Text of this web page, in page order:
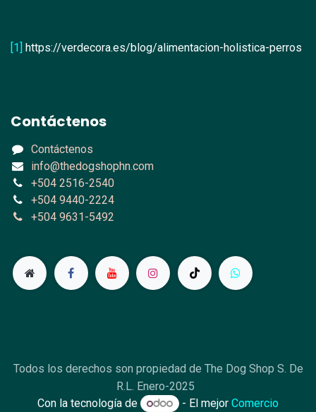
[1] https://verdecora.es/blog/alimentacion-holistica-perros
Contáctenos
Contáctenos
info@thedogshophn.com
+504 2516-2540
+504 9440-2224
+504 9631-5492
Todos los derechos son propiedad de The Dog Shop S. De
R.L. Enero-2025
Con la tecnología de
- El mejor Comercio